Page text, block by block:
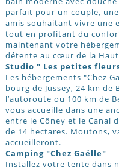
parfait pour un couple,
amis souhaitant vivre une
tout en profitant du
maintenant votre
détente au cœur de la
Studio " Les petites
Les hébergements "Chez
bourg de Jussey, 24 km de
l’autoroute ou 100 km de
vous accueille dans une
entre le Côney et le Canal
de 14 hectares. Moutons,
accueilleront.
Camping "Chez Gaëlle"
Installez votre tente dans